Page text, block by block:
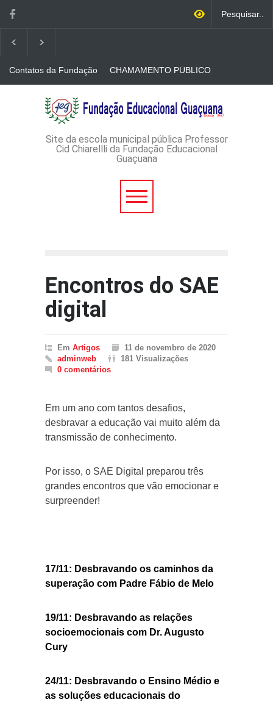
Contatos da Fundação
CHAMAMENTO PÚBLICO
CREDENCIAMENTO DE
IMPRESSOS
AVISO DE DISPENSA DE
LICITAÇÃO - DISPENSA DE
LICITAÇÃO Nº 53/2026-
ADMINISTRATIVO Nº
Site da escola municipal pública Professor
Cid Chiarellli da Fundação Educacional
Guaçuana
Encontros do SAE
digital
Em Artigos
11 de novembro de 2020
adminweb
181 Visualizações
0 comentários
Em um ano com tantos desafios,
desbravar a educação vai muito além da
transmissão de conhecimento.
Por isso, o SAE Digital preparou três
grandes encontros que vão emocionar e
surpreender!
17/11: Desbravando os caminhos da
superação com Padre Fábio de Melo
19/11: Desbravando as relações
socioemocionais com Dr. Augusto
Cury
24/11: Desbravando o Ensino Médio e
as soluções educacionais do